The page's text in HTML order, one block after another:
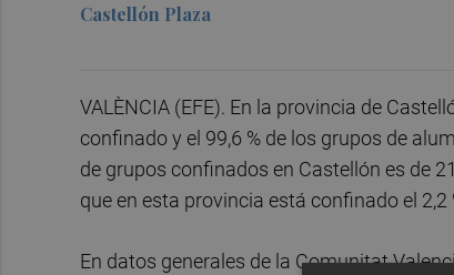
Castellón Plaza
VALÈNCIA (EFE). En la provincia de
confinado y el 99,6 % de los grupos de
de grupos confinados en Castellón es de
que en esta provincia está confinado el
En datos generales de la Comunitat